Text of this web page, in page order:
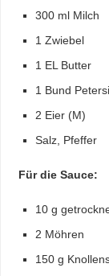
300 ml Milch
1 Zwiebel
1 EL Butter
1 Bund
2 Eier (M)
Salz, Pfeffer
Für die Sauce:
10 g
2 Möhren
150 g